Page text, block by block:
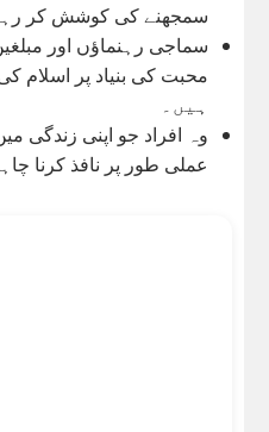
سمجھنے کی کوشش کر
سماجی رہنماؤں اور
محبت کی بنیاد پر اسلام کی
ہیں۔
وہ افراد جو اپنی زندگی
عملی طور پر نافذ کرنا